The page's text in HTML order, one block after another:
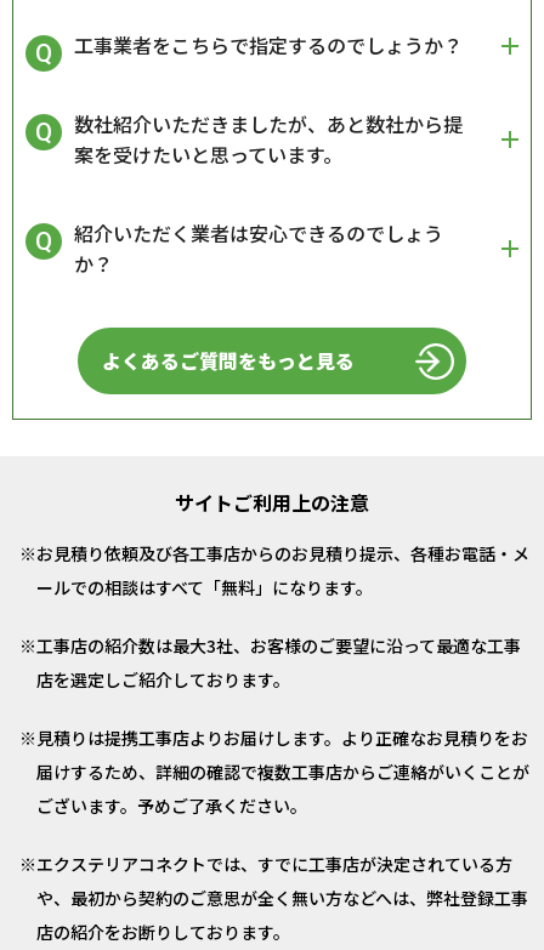
工事業者をこちらで指定するのでしょうか？
数社紹介いただきましたが、あと数社から提
案を受けたいと思っています。
紹介いただく業者は安心できるのでしょう
か？
よくあるご質問をもっと見る
サイトご利用上の注意
お見積り依頼及び各工事店からのお見積り提示、各種お電話・メ
ールでの相談はすべて「無料」になります。
工事店の紹介数は最大3社、お客様のご要望に沿って最適な工事
店を選定しご紹介しております。
見積りは提携工事店よりお届けします。より正確なお見積りをお
届けするため、詳細の確認で複数工事店からご連絡がいくことが
ございます。予めご了承ください。
エクステリアコネクトでは、すでに工事店が決定されている方
や、最初から契約のご意思が全く無い方などへは、弊社登録工事
店の紹介をお断りしております。